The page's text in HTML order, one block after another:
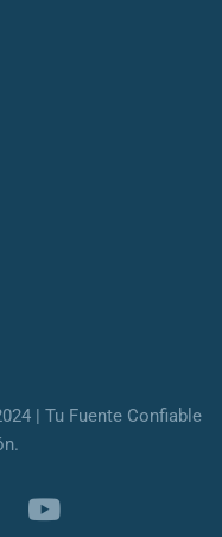
| Tu Fuente Confiable